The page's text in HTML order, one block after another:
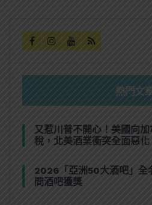
熱門文
又惹川普不開心！美國向
稅，北美酒業衝突全面惡化
2026「亞洲50大酒吧」全
間酒吧獲獎